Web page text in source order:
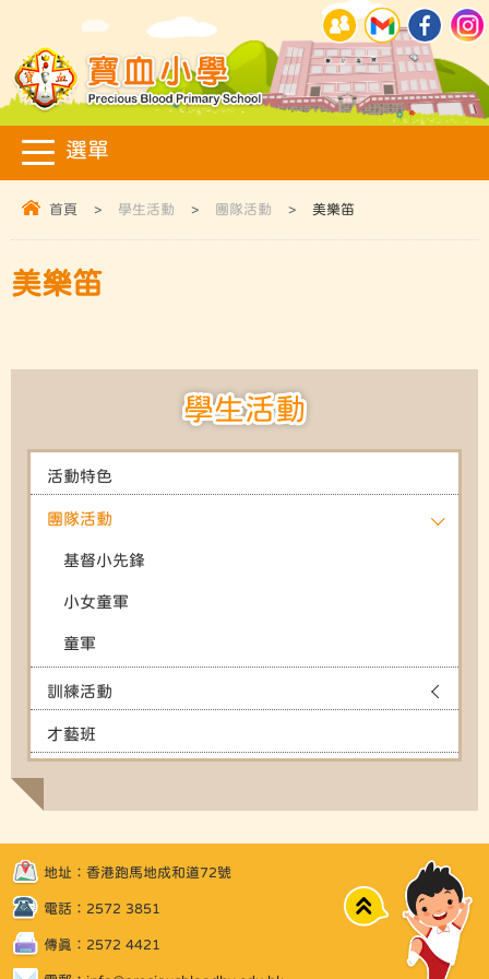
首頁 > 學生活動 > 團隊活動 > 美樂笛
美樂笛
學生活動
活動特色
團隊活動
基督小先鋒
小女童軍
童軍
訓練活動
才藝班
地址：香港跑馬地成和道72號
電話：2572 3851
傳真：2572 4421
Top